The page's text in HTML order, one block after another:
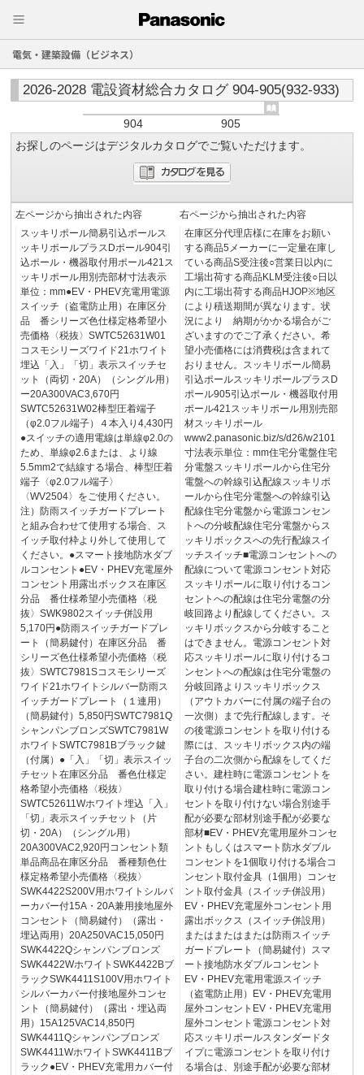
電気・建築設備（ビジネス）
2026-2028 電設資材総合カタログ 904-905(932-933)
904
905
お探しのページはデジタルカタログでご覧いただけます。
左ページから抽出された内容
スッキリポール簡易引込ポールス
ッキリポールプラスDポール904引
込ポール・機器取付用ポール421ス
ッキリポール用別売部材寸法表示
単位：mm●EV・PHEV充電用電源
スイッチ（盗電防止用）在庫区分
品 番シリーズ色仕様定格希望小
売価格〈税抜〉SWTC52631W01
コスモシリーズワイド21ホワイト
埋込「入」「切」表示スイッチセ
ット（両切・20A）（シングル用）
ー20A300VAC3,670円
SWTC52631W02棒型圧着端子
（φ2.0フル端子）４本入り4,430円
●スイッチの適用電線は単線φ2.0の
ため、単線φ2.6または、より線
5.5mm2で結線する場合、棒型圧着
端子〈φ2.0フル端子〉
〈WV2504〉をご使用ください。
注）防雨スイッチガードプレート
と組み合わせて使用する場合、ス
イッチ取付枠より外して使用して
ください。●スマート接地防水ダブ
ルコンセント●EV・PHEV充電屋外
コンセント用露出ボックス在庫区
分品 番仕様希望小売価格〈税
抜〉SWK9802スイッチ併設用
5,170円●防雨スイッチガードプレ
ート（簡易鍵付）在庫区分品 番
シリーズ色仕様希望小売価格〈税
抜〉SWTC7981Sコスモシリーズ
ワイド21ホワイトシルバー防雨ス
イッチガードプレート（１連用）
（簡易鍵付）5,850円SWTC7981Q
シャンパンブロンズSWTC7981W
ホワイトSWTC7981Bブラック鍵
（付属）●「入」「切」表示スイッ
チセット在庫区分品 番色仕様定
格希望小売価格〈税抜〉
SWTC52611Wホワイト埋込「入」
「切」表示スイッチセット（片
切・20A）（シングル用）
20A300VAC2,920円コンセント類
単品商品在庫区分品 番種類色仕
様定格希望小売価格〈税抜〉
SWK4422S200V用ホワイトシルバ
ーカバー付15A・20A兼用接地屋外
コンセント（簡易鍵付）（露出・
埋込両用）20A250VAC15,050円
SWK4422Qシャンパンブロンズ
SWK4422WホワイトSWK4422Bブ
ラックSWK4411S100V用ホワイト
シルバーカバー付接地屋外コンセ
ント（簡易鍵付）（露出・埋込両
用）15A125VAC14,850円
SWK4411Qシャンパンブロンズ
SWK4411WホワイトSWK4411Bブ
ラック●EV・PHEV充電用カバー付
右ページから抽出された内容
在庫区分代理店様に在庫をお願い
する商品5メーカーに一定量在庫し
ている商品S受注後○営業日以内に
工場出荷する商品KLM受注後○日以
内に工場出荷する商品HJOP※地区
により積送期間が異なります。状
況により 納期がかかる場合がご
ざいますのでご了承ください。希
望小売価格には消費税は含まれて
おりません。スッキリポール簡易
引込ポールスッキリポールプラスD
ポール905引込ポール・機器取付用
ポール421スッキリポール用別売部
材スッキリポール
www2.panasonic.biz/s/d26/w2101
寸法表示単位：mm住宅分電盤住宅
分電盤スッキリポールから住宅分
電盤への幹線引込配線スッキリポ
ールから住宅分電盤への幹線引込
配線住宅分電盤から電源コンセン
トへの分岐配線住宅分電盤からス
ッキリボックスへの先行配線スイ
ッチスイッチ■電源コンセントへの
配線について電源コンセント対応
スッキリポールに取り付けるコン
セントへの配線は住宅分電盤の分
岐回路より配線してください。ス
ッキリボックスから分岐すること
はできません。電源コンセント対
応スッキリポールに取り付けるコ
ンセントへの配線は住宅分電盤の
分岐回路よりスッキリボックス
（アウトカバーに付属の端子台の
一次側）まで先行配線します。そ
の後電源コンセントを取り付ける
際には、スッキリボックス内の端
子台の二次側から配線をしてくだ
さい。建柱時に電源コンセントを
取り付ける場合建柱時に電源コン
セントを取り付けない場合別途手
配が必要な部材別途手配が必要な
部材■EV・PHEV充電用屋外コンセ
ントもしくはスマート防水ダブル
コンセントを1個取り付ける場合コ
ンセント取付金具（1個用）コンセ
ント取付金具（スイッチ併設用）
EV・PHEV充電屋外コンセント用
露出ボックス（スイッチ併設用）
またはまたはまたは防雨スイッチ
ガードプレート（簡易鍵付）スマ
ート接地防水ダブルコンセント
EV・PHEV充電用電源スイッチ
（盗電防止用）EV・PHEV充電用
屋外コンセントEV・PHEV充電用
屋外コンセント電源コンセント対
応スッキリポールスタンダードタ
イプに電源コンセントを取り付け
る場合は、別途手配が必要な部材